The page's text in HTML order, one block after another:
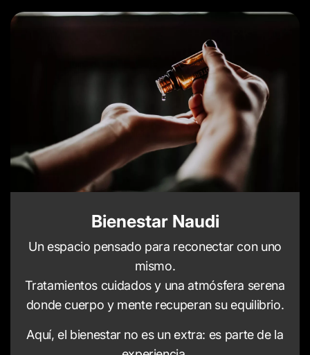
Bienestar Naudi
Un espacio pensado para reconectar con uno
mismo.
Tratamientos cuidados y una atmósfera serena
donde cuerpo y mente recuperan su equilibrio.
Aquí, el bienestar no es un extra: es parte de la